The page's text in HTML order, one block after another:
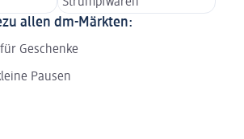
allen dm-Märkten:
Geschenke
Pausen